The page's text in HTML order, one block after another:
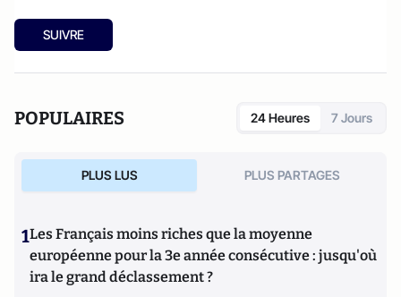
SUIVRE
POPULAIRES 24 Heures 7 Jours
PLUS LUS PLUS PARTAGES
1Les Français moins riches que la moyenne
européenne pour la 3e année consécutive : jusqu'où
ira le grand déclassement ?